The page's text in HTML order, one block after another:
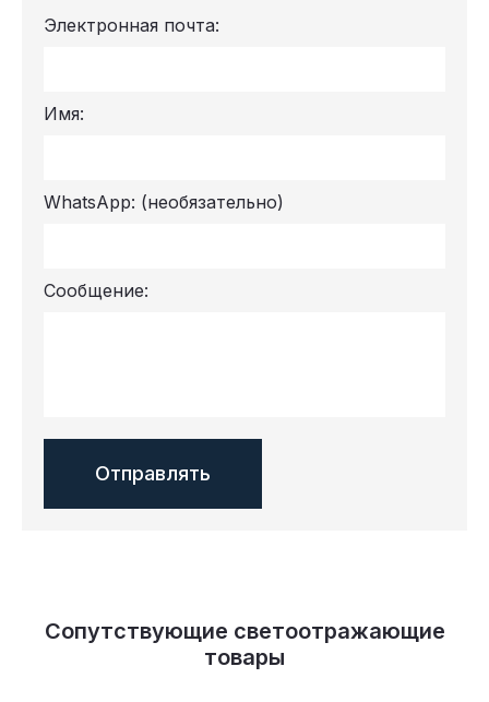
Электронная почта:
Имя:
WhatsApp: (необязательно)
Сообщение:
Сопутствующие светоотражающие
товары